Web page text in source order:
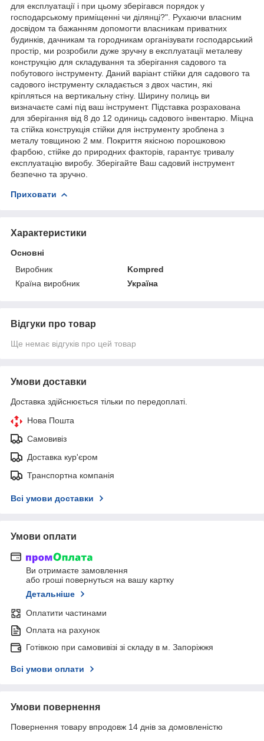
для експлуатації і при цьому зберігався порядок у
господарському приміщенні чи ділянці?". Рухаючи власним
досвідом та бажанням допомогти власникам приватних
будинків, дачникам та городникам організувати господарський
простір, ми розробили дуже зручну в експлуатації металеву
конструкцію для складування та зберігання садового та
побутового інструменту. Даний варіант стійки для садового та
садового інструменту складається з двох частин, які
кріпляться на вертикальну стіну. Ширину полиць ви
визначаєте самі під ваш інструмент. Підставка розрахована
для зберігання від 8 до 12 одиниць садового інвентарю. Міцна
та стійка конструкція стійки для інструменту зроблена з
металу товщиною 2 мм. Покриття якісною порошковою
фарбою, стійке до природних факторів, гарантує тривалу
експлуатацію виробу. Зберігайте Ваш садовий інструмент
безпечно та зручно.
Приховати
Характеристики
Основні
Виробник
Kompred
Країна виробник
Україна
Відгуки про товар
Ще немає відгуків про цей товар
Умови доставки
Доставка здійснюється тільки по передоплаті.
Нова Пошта
Самовивіз
Доставка кур'єром
Транспортна компанія
Всі умови доставки
Умови оплати
Ви отримаєте замовлення
або гроші повернуться на вашу картку
Детальніше
Оплатити частинами
Оплата на рахунок
Готівкою при самовивізі зі складу в м. Запоріжжя
Всі умови оплати
Умови повернення
Повернення товару впродовж 14 днів за домовленістю